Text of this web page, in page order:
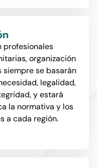
profesionales
organización
se basarán
legalidad,
y estará
la normativa y los
a cada región.